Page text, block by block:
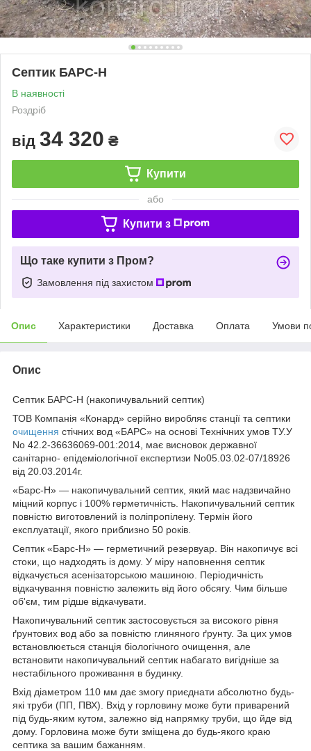
Септик БАРС-Н
В наявності
Роздріб
від 34 320 ₴
Купити
або
Купити з
Що таке купити з Пром?
Замовлення під захистом
Опис Характеристики Доставка Оплата Умови
Опис
Септик БАРС-Н (накопичувальний септик)
ТОВ Компанія «Конард» серійно виробляє станції та септики
очищення стічних вод «БАРС» на основі Технічних умов ТУ.У
No 42.2-36636069-001:2014, має висновок державної
санітарно- епідеміологічної експертизи No05.03.02-07/18926
від 20.03.2014г.
«Барс-Н» — накопичувальний септик, який має надзвичайно
міцний корпус і 100% герметичність. Накопичувальний септик
повністю виготовлений із поліпропілену. Термін його
експлуатації, якого приблизно 50 років.
Септик «Барс-Н» — герметичний резервуар. Він накопичує всі
стоки, що надходять із дому. У міру наповнення септик
відкачується асенізаторською машиною. Періодичність
відкачування повністю залежить від його обсягу. Чим більше
об'єм, тим рідше відкачувати.
Накопичувальний септик застосовується за високого рівня
ґрунтових вод або за повністю глиняного ґрунту. За цих умов
встановлюється станція біологічного очищення, але
встановити накопичувальний септик набагато вигідніше за
нестабільного проживання в будинку.
Вхід діаметром 110 мм дає змогу приєднати абсолютно будь-
які труби (ПП, ПВХ). Вхід у горловину може бути приварений
під будь-яким кутом, залежно від напрямку труби, що йде від
дому. Горловина може бути зміщена до будь-якого краю
септика за вашим бажанням.